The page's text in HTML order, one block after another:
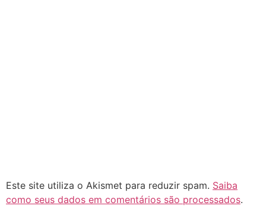
Este site utiliza o Akismet para reduzir spam. Saiba
como seus dados em comentários são processados.